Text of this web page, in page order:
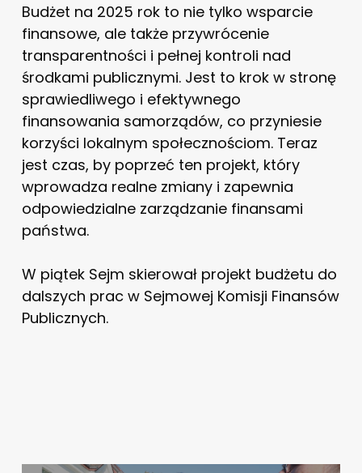
Budżet na 2025 rok to nie tylko wsparcie
finansowe, ale także przywrócenie
transparentności i pełnej kontroli nad
środkami publicznymi. Jest to krok w stronę
sprawiedliwego i efektywnego
finansowania samorządów, co przyniesie
korzyści lokalnym społecznościom. Teraz
jest czas, by poprzeć ten projekt, który
wprowadza realne zmiany i zapewnia
odpowiedzialne zarządzanie finansami
państwa.
W piątek Sejm skierował projekt budżetu do
dalszych prac w Sejmowej Komisji Finansów
Publicznych.